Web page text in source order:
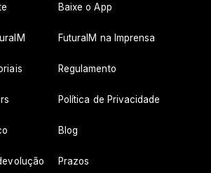
Baixe o App
FuturaIM na Imprensa
Regulamento
Política de Privacidade
Blog
Prazos